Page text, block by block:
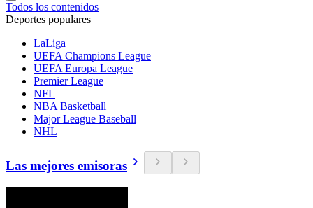
Todos los contenidos
Deportes populares
LaLiga
UEFA Champions League
UEFA Europa League
Premier League
NFL
NBA Basketball
Major League Baseball
NHL
Las mejores emisoras